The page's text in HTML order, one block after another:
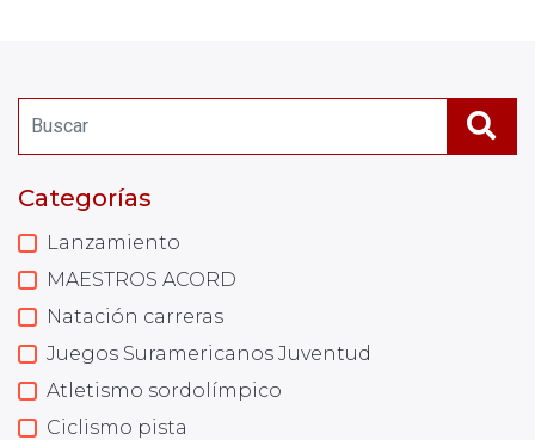
Categorías
Lanzamiento
MAESTROS ACORD
Natación carreras
Juegos Suramericanos Juventud
Atletismo sordolímpico
Ciclismo pista